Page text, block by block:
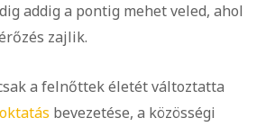
addig a pontig mehet veled, ahol
zajlik.
a felnőttek életét változtatta
bevezetése, a közösségi